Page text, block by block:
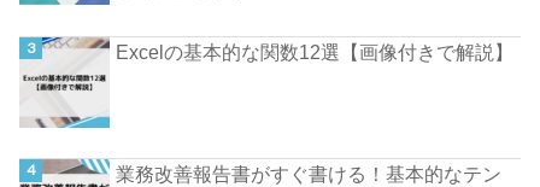
Excelの基本的な関数12選【画像付きで解説】
業務改善報告書がすぐ書ける！基本的なテン